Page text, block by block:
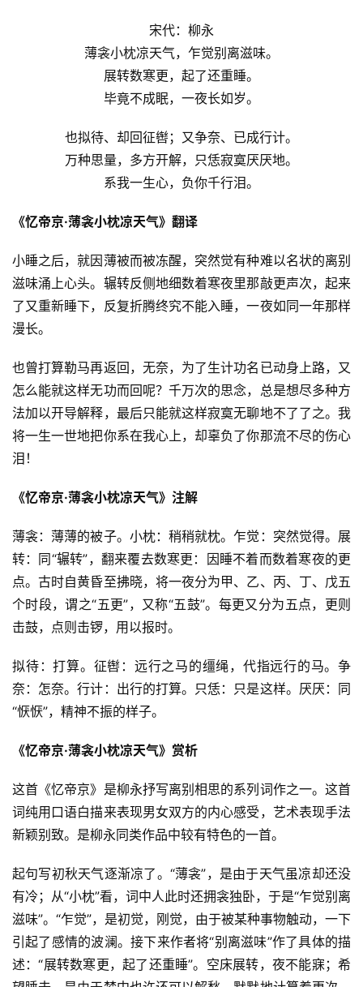
宋代：柳永
薄衾小枕凉天气，乍觉别离滋味。
展转数寒更，起了还重睡。
毕竟不成眠，一夜长如岁。
也拟待、却回征辔；又争奈、已成行计。
万种思量，多方开解，只恁寂寞厌厌地。
系我一生心，负你千行泪。
《忆帝京·薄衾小枕凉天气》翻译
小睡之后，就因薄被而被冻醒，突然觉有种难以名状的离别
滋味涌上心头。辗转反侧地细数着寒夜里那敲更声次，起来
了又重新睡下，反复折腾终究不能入睡，一夜如同一年那样
漫长。
也曾打算勒马再返回，无奈，为了生计功名已动身上路，又
怎么能就这样无功而回呢？千万次的思念，总是想尽多种方
法加以开导解释，最后只能就这样寂寞无聊地不了了之。我
将一生一世地把你系在我心上，却辜负了你那流不尽的伤心
泪！
《忆帝京·薄衾小枕凉天气》注解
薄衾：薄薄的被子。小枕：稍稍就枕。乍觉：突然觉得。展
转：同“辗转”，翻来覆去数寒更：因睡不着而数着寒夜的更
点。古时自黄昏至拂晓，将一夜分为甲、乙、丙、丁、戊五
个时段，谓之“五更”，又称“五鼓”。每更又分为五点，更则
击鼓，点则击锣，用以报时。
拟待：打算。征辔：远行之马的缰绳，代指远行的马。争
奈：怎奈。行计：出行的打算。只恁：只是这样。厌厌：同
“恹恹”，精神不振的样子。
《忆帝京·薄衾小枕凉天气》赏析
这首《忆帝京》是柳永抒写离别相思的系列词作之一。这首
词纯用口语白描来表现男女双方的内心感受，艺术表现手法
新颖别致。是柳永同类作品中较有特色的一首。
起句写初秋天气逐渐凉了。“薄衾”，是由于天气虽凉却还没
有冷；从“小枕”看，词中人此时还拥衾独卧，于是“乍觉别离
滋味”。“乍觉”，是初觉，刚觉，由于被某种事物触动，一下
引起了感情的波澜。接下来作者将“别离滋味”作了具体的描
述：“展转数寒更，起了还重睡”。空床展转，夜不能寐；希